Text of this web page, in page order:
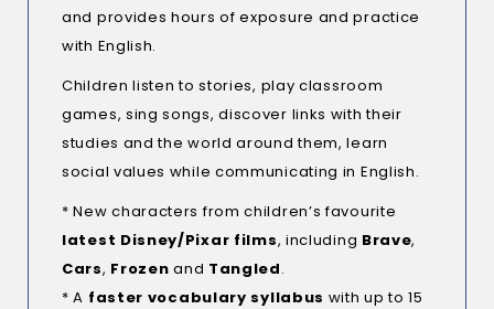
and provides hours of exposure and practice
with English.
Children listen to stories, play classroom
games, sing songs, discover links with their
studies and the world around them, learn
social values while communicating in English.
* New characters from children’s favourite
latest Disney/Pixar films, including Brave,
Cars, Frozen and Tangled.
* A faster vocabulary syllabus with up to 15